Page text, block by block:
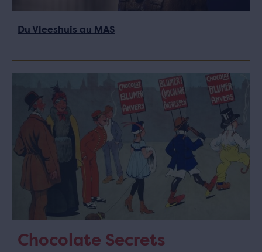
Du Vleeshuis au MAS
Chocolate Secrets